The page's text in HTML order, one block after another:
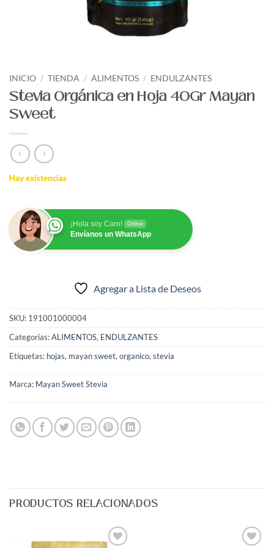
INICIO / TIENDA / ALIMENTOS / ENDULZANTES
Stevia Orgánica en Hoja 40Gr Mayan
Sweet
Hay existencias
¡Hola soy Caro! Online
Envíanos un WhatsApp
Agregar a Lista de Deseos
SKU: 191001000004
Categorías:ALIMENTOS, ENDULZANTES
Etiquetas: hojas, mayan sweet, organico, stevia
Marca: Mayan Sweet Stevia
PRODUCTOS RELACIONADOS